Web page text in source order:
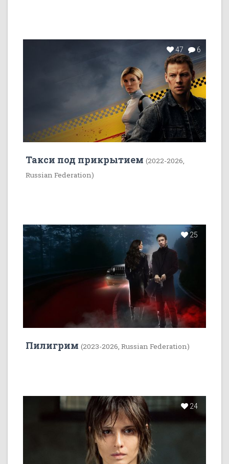
47 6
Такси под прикрытием (2022-2026,
Russian Federation)
25
Пилигрим (2023-2026, Russian Federation)
24